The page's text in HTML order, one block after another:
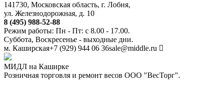
141730, Московская область, г. Лобня,
ул. Железнодорожная, д. 10
8 (495) 988-52-88
Режим работы: Пн - Пт: с 8.00 - 17.00.
Суббота, Воскресенье - выходные дни.
м. Каширская+7 (929) 944 06 36sale@middle.ru
МИДЛ на Каширке
Розничная торговля и ремонт весов ООО "ВесТорг".